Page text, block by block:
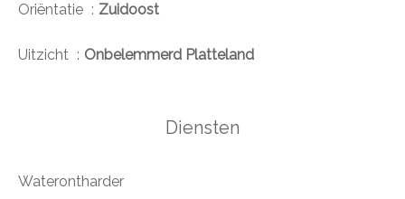
Oriëntatie Zuidoost
Uitzicht Onbelemmerd Platteland
Diensten
Waterontharder